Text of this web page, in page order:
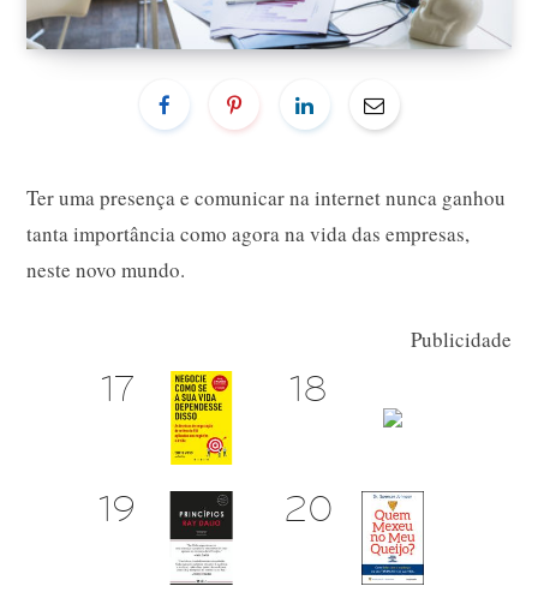
Ter uma presença e comunicar na internet nunca ganhou
tanta importância como agora na vida das empresas,
neste novo mundo.
Publicidade